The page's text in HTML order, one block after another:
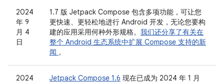
2024
年 9
月 4
日
1.7 版 Jetpack Compose 包含多项功能，可让您
更快速、更轻松地进行 Android 开发，无论您要构
建的应用采用何种外形规格。 我们还分享了有关在
整个 Android 生态系统中扩展 Compose 支持的新
闻 。
2024
Jetpack Compose 1.6 现在已成为 2024 年 1 月